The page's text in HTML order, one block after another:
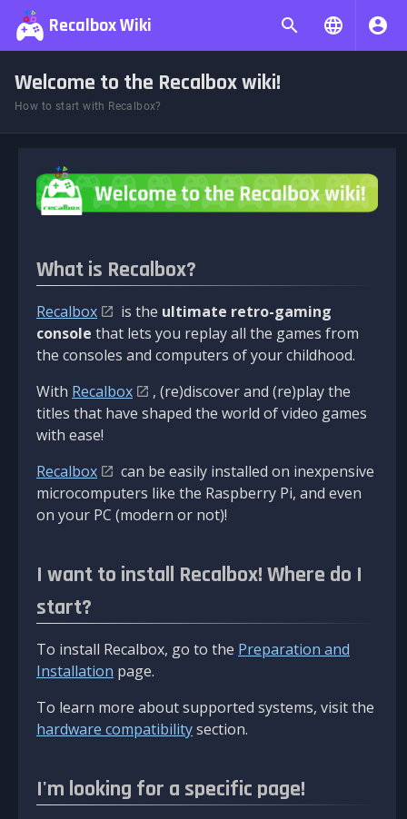
Recalbox Wiki
Welcome to the Recalbox wiki!
How to start with Recalbox?
What is Recalbox?
Recalbox is the ultimate retro-gaming
console that lets you replay all the games from
the consoles and computers of your childhood.
With Recalbox
, (re)discover and (re)play the
titles that have shaped the world of video games
with ease!
Recalbox
can be easily installed on inexpensive
microcomputers like the Raspberry Pi, and even
on your PC (modern or not)!
I want to install Recalbox! Where do I
start?
To install Recalbox, go to the Preparation and
Installation page.
To learn more about supported systems, visit the
hardware compatibilitysection.
I'm looking for a specific page!